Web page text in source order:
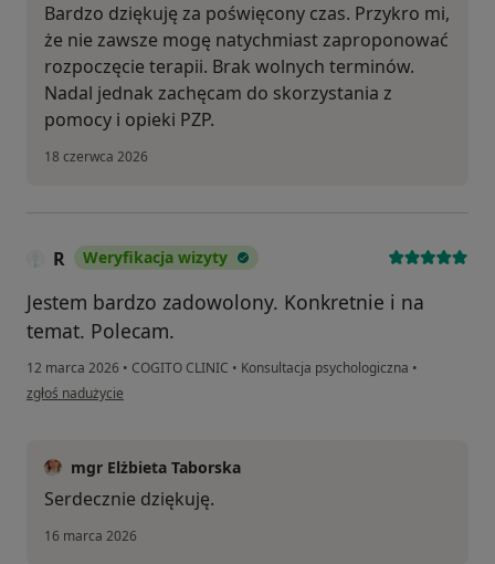
Bardzo dziękuję za poświęcony czas. Przykro mi,
że nie zawsze mogę natychmiast zaproponować
rozpoczęcie terapii. Brak wolnych terminów.
Nadal jednak zachęcam do skorzystania z
pomocy i opieki PZP.
18 czerwca 2026
R Weryfikacja wizyty
Jestem bardzo zadowolony. Konkretnie i na
temat. Polecam.
12 marca 2026 • COGITO CLINIC • Konsultacja psychologiczna •
w opinii użytkownika R
zgłoś nadużycie
mgr Elżbieta Taborska
Serdecznie dziękuję.
16 marca 2026